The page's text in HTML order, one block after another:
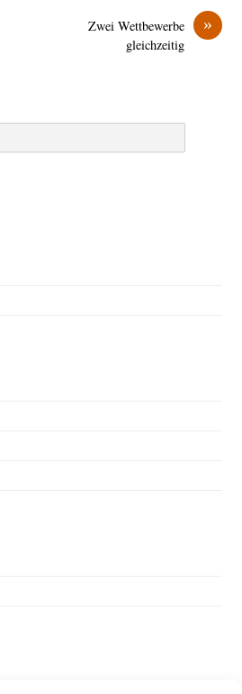
»
Zwei Wettbewerbe
gleichzeitig